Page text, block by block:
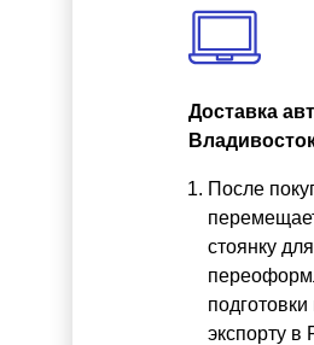
Доставка
После
стоянку для
экспорту в